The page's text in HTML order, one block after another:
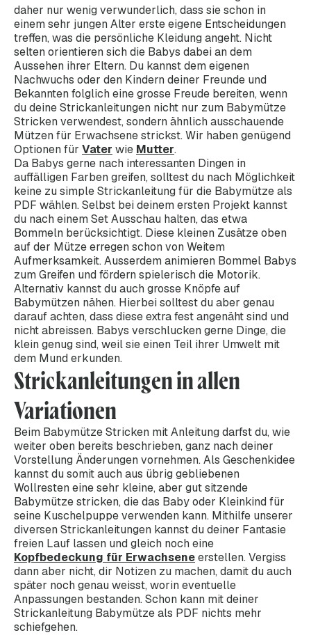
daher nur wenig verwunderlich, dass sie schon in
einem sehr jungen Alter erste eigene Entscheidungen
treffen, was die persönliche Kleidung angeht. Nicht
selten orientieren sich die Babys dabei an dem
Aussehen ihrer Eltern. Du kannst dem eigenen
Nachwuchs oder den Kindern deiner Freunde und
Bekannten folglich eine grosse Freude bereiten, wenn
du deine Strickanleitungen nicht nur zum Babymütze
Stricken verwendest, sondern ähnlich ausschauende
Mützen für Erwachsene strickst. Wir haben genügend
Optionen für Vater wie Mutter.
Da Babys gerne nach interessanten Dingen in
auffälligen Farben greifen, solltest du nach Möglichkeit
keine zu simple Strickanleitung für die Babymütze als
PDF wählen. Selbst bei deinem ersten Projekt kannst
du nach einem Set Ausschau halten, das etwa
Bommeln berücksichtigt. Diese kleinen Zusätze oben
auf der Mütze erregen schon von Weitem
Aufmerksamkeit. Ausserdem animieren Bommel Babys
zum Greifen und fördern spielerisch die Motorik.
Alternativ kannst du auch grosse Knöpfe auf
Babymützen nähen. Hierbei solltest du aber genau
darauf achten, dass diese extra fest angenäht sind und
nicht abreissen. Babys verschlucken gerne Dinge, die
klein genug sind, weil sie einen Teil ihrer Umwelt mit
dem Mund erkunden.
Strickanleitungen in allen
Variationen
Beim Babymütze Stricken mit Anleitung darfst du, wie
weiter oben bereits beschrieben, ganz nach deiner
Vorstellung Änderungen vornehmen. Als Geschenkidee
kannst du somit auch aus übrig gebliebenen
Wollresten eine sehr kleine, aber gut sitzende
Babymütze stricken, die das Baby oder Kleinkind für
seine Kuschelpuppe verwenden kann. Mithilfe unserer
diversen Strickanleitungen kannst du deiner Fantasie
freien Lauf lassen und gleich noch eine
Kopfbedeckung für Erwachseneerstellen. Vergiss
dann aber nicht, dir Notizen zu machen, damit du auch
später noch genau weisst, worin eventuelle
Anpassungen bestanden. Schon kann mit deiner
Strickanleitung Babymütze als PDF nichts mehr
schiefgehen.